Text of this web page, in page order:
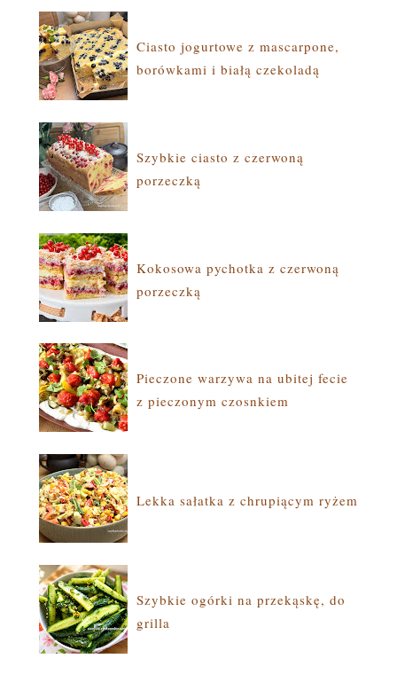
Ciasto jogurtowe z mascarpone,
borówkami i białą czekoladą
Szybkie ciasto z czerwoną
porzeczką
Kokosowa pychotka z czerwoną
porzeczką
Pieczone warzywa na ubitej fecie
z pieczonym czosnkiem
Lekka sałatka z chrupiącym ryżem
Szybkie ogórki na przekąskę, do
grilla